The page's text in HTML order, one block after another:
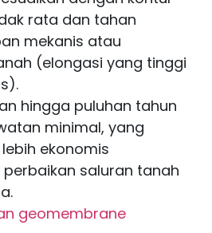
rata dan tahan
mekanis atau
(elongasi yang tinggi
hingga puluhan tahun
minimal, yang
ekonomis
saluran tanah